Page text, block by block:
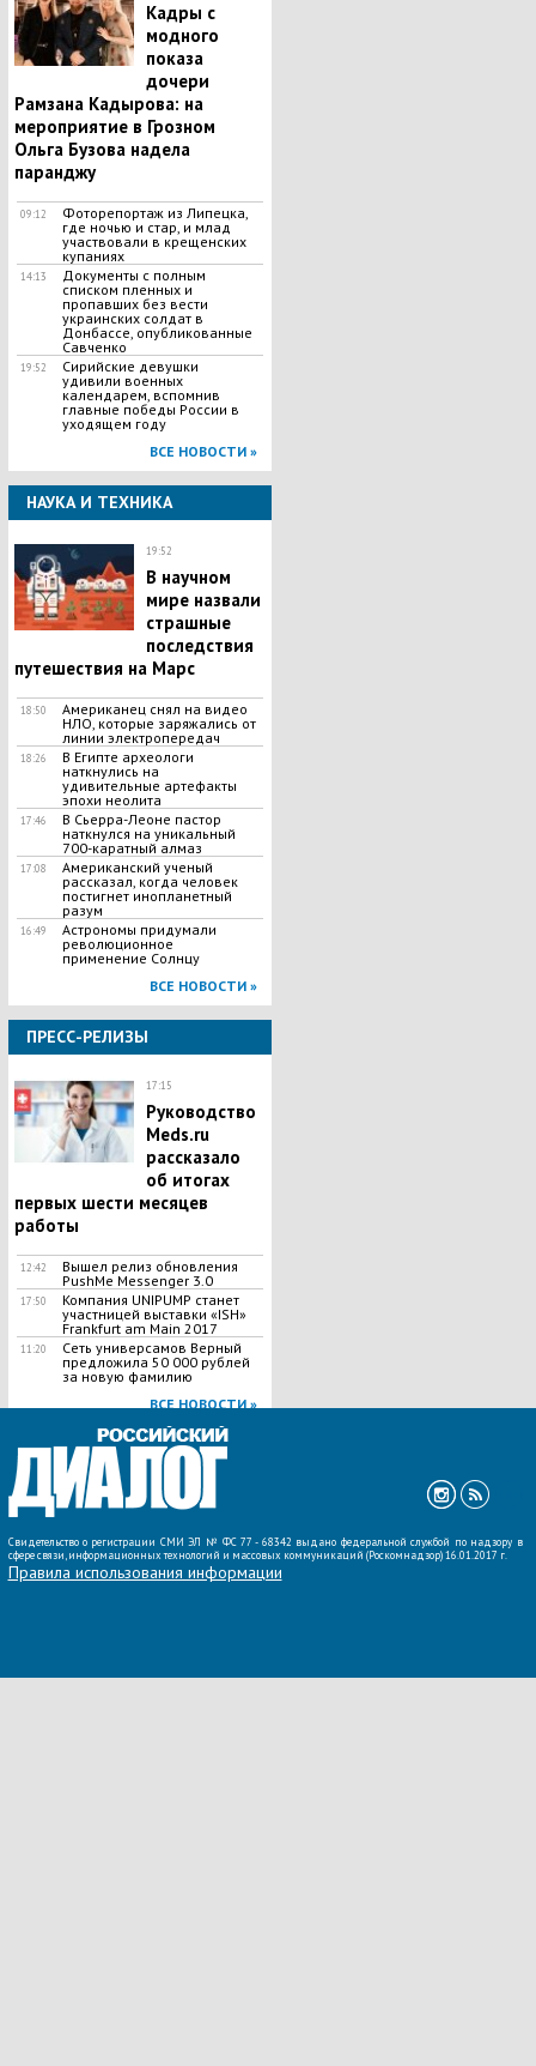
Кадры с
модного
показа
дочери
Рамзана Кадырова: на
мероприятие в Грозном
Ольга Бузова надела
паранджу
09:12
Фоторепортаж из Липецка,
где ночью и стар, и млад
участвовали в крещенских
купаниях
14:13
Документы с полным
списком пленных и
пропавших без вести
украинских солдат в
Донбассе, опубликованные
Савченко
19:52
Сирийские девушки
удивили военных
календарем, вспомнив
главные победы России в
уходящем году
ВСЕ НОВОСТИ »
НАУКА И ТЕХНИКА
19:52
В научном
мире назвали
страшные
последствия
путешествия на Марс
18:50
Американец снял на видео
НЛО, которые заряжались от
линии электропередач
18:26
В Египте археологи
наткнулись на
удивительные артефакты
эпохи неолита
17:46
В Сьерра-Леоне пастор
наткнулся на уникальный
700-каратный алмаз
17:08
Американский ученый
рассказал, когда человек
постигнет инопланетный
разум
16:49
Астрономы придумали
революционное
применение Солнцу
ВСЕ НОВОСТИ »
ПРЕСС-РЕЛИЗЫ
17:15
Руководство
Meds.ru
рассказало
об итогах
первых шести месяцев
работы
12:42
Вышел релиз обновления
PushMe Messenger 3.0
17:50
Компания UNIPUMP станет
участницей выставки «ISH»
Frankfurt am Main 2017
11:20
Сеть универсамов Верный
предложила 50 000 рублей
за новую фамилию
ВСЕ НОВОСТИ »
Свидетельство о регистрации СМИ ЭЛ № ФС 77 - 68342 выдано федеральной службой по надзору в
сфере связи, информационных технологий и массовых коммуникаций (Роскомнадзор) 16.01.2017 г.
Правила использования информации